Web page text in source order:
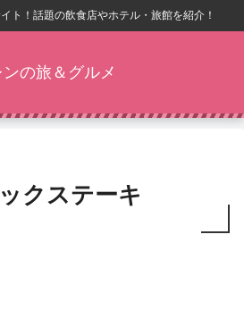
ト！話題の飲食店やホテル・旅館を紹介！
ンの旅＆グルメ
クステーキ